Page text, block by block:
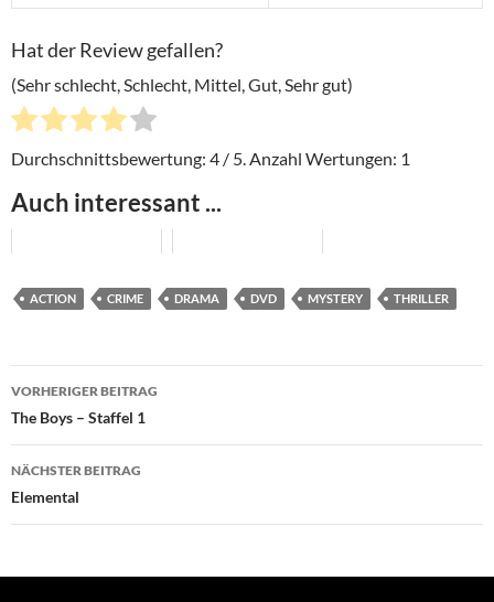
Hat der Review gefallen?
(Sehr schlecht, Schlecht, Mittel, Gut, Sehr gut)
Durchschnittsbewertung: 4 / 5. Anzahl Wertungen: 1
Auch interessant ...
ACTION CRIME DRAMA DVD MYSTERY THRILLER
Beitragsnavigation
VORHERIGER BEITRAG
The Boys – Staffel 1
NÄCHSTER BEITRAG
Elemental